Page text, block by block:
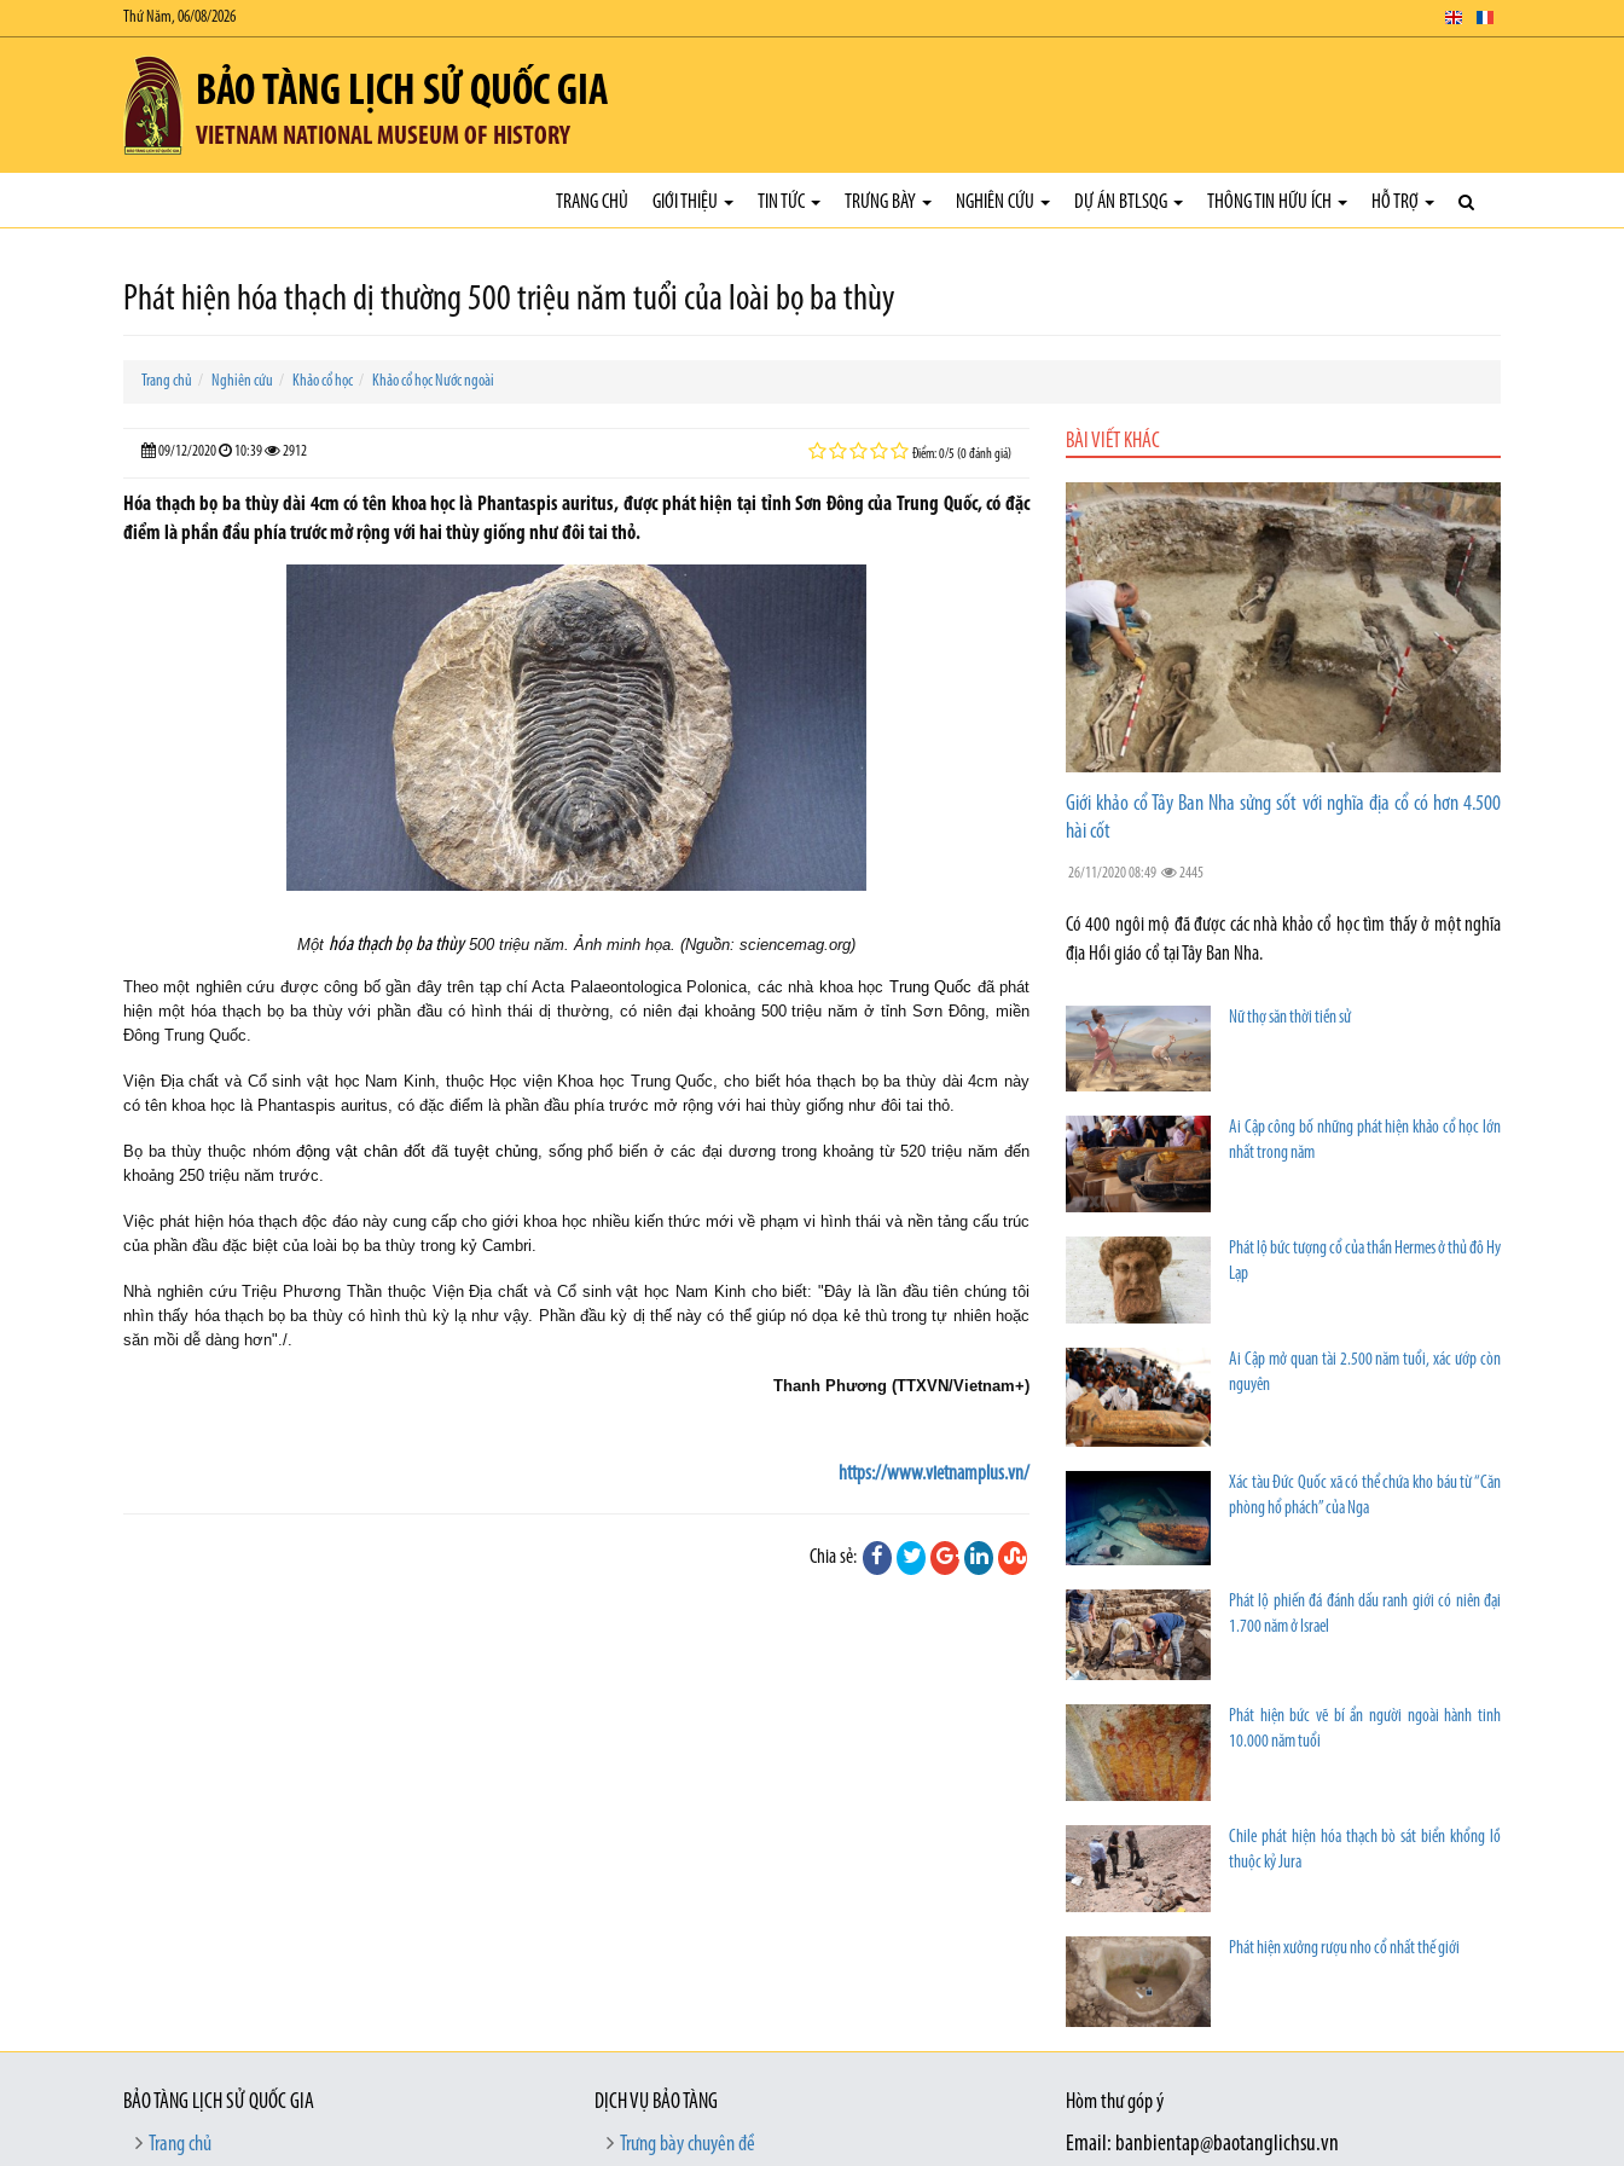
Thứ Năm, 06/08/2026
BẢO TÀNG LỊCH SỬ QUỐC GIA
VIETNAM NATIONAL MUSEUM OF HISTORY
TRANG CHỦ GIỚI THIỆU TIN TỨC TRƯNG BÀY NGHIÊN CỨU DỰ ÁN BTLSQG THÔNG TIN HỮU ÍCH HỖ TRỢ
Phát hiện hóa thạch dị thường 500 triệu năm tuổi của loài bọ ba thùy
Trang chủ Nghiên cứu Khảo cổ học Khảo cổ học Nước ngoài
09/12/2020 10:39 2912 Điểm: 0/5 (0 đánh giá)
Hóa thạch bọ ba thùy dài 4cm có tên khoa học là Phantaspis auritus, được phát hiện tại tỉnh Sơn Đông của Trung Quốc, có đặc
điểm là phần đầu phía trước mở rộng với hai thùy giống như đôi tai thỏ.
Một hóa thạch bọ ba thùy500 triệu năm. Ảnh minh họa. (Nguồn: sciencemag.org)
Theo một nghiên cứu được công bố gần đây trên tạp chí Acta Palaeontologica Polonica, các nhà khoa học Trung Quốc đã phát
hiện một hóa thạch bọ ba thùy với phần đầu có hình thái dị thường, có niên đại khoảng 500 triệu năm ở tỉnh Sơn Đông, miền
Đông Trung Quốc.
Viện Địa chất và Cổ sinh vật học Nam Kinh, thuộc Học viện Khoa học Trung Quốc, cho biết hóa thạch bọ ba thùy dài 4cm này
có tên khoa học là Phantaspis auritus, có đặc điểm là phần đầu phía trước mở rộng với hai thùy giống như đôi tai thỏ.
Bọ ba thùy thuộc nhómđộng vật chân đốt đã tuyệt chủng, sống phổ biến ở các đại dương trong khoảng từ 520 triệu năm đến
khoảng 250 triệu năm trước.
Việc phát hiện hóa thạch độc đáo này cung cấp cho giới khoa học nhiều kiến thức mới về phạm vi hình thái và nền tảng cấu trúc
của phần đầu đặc biệt của loài bọ ba thùy trong kỷ Cambri.
Nhà nghiên cứu Triệu Phương Thần thuộc Viện Địa chất và Cổ sinh vật học Nam Kinh cho biết: "Đây là lần đầu tiên chúng tôi
nhìn thấy hóa thạch bọ ba thùy có hình thù kỳ lạ như vậy. Phần đầu kỳ dị thế này có thể giúp nó dọa kẻ thù trong tự nhiên hoặc
săn mồi dễ dàng hơn"./.
Thanh Phương (TTXVN/Vietnam+)
https://www.vietnamplus.vn/
Chia sẻ:
BÀI VIẾT KHÁC
Giới khảo cổ Tây Ban Nha sửng sốt với nghĩa địa cổ có hơn 4.500
hài cốt
26/11/2020 08:49 2445
Có 400 ngôi mộ đã được các nhà khảo cổ học tìm thấy ở một nghĩa
địa Hồi giáo cổ tại Tây Ban Nha.
Nữ thợ săn thời tiền sử
Ai Cập công bố những phát hiện khảo cổ học lớn
nhất trong năm
Phát lộ bức tượng cổ của thần Hermes ở thủ đô Hy
Lạp
Ai Cập mở quan tài 2.500 năm tuổi, xác ướp còn
nguyên
Xác tàu Đức Quốc xã có thể chứa kho báu từ “Căn
phòng hổ phách” của Nga
Phát lộ phiến đá đánh dấu ranh giới có niên đại
1.700 năm ở Israel
Phát hiện bức vẽ bí ẩn người ngoài hành tinh
10.000 năm tuổi
Chile phát hiện hóa thạch bò sát biển khổng lồ
thuộc kỷ Jura
Phát hiện xưởng rượu nho cổ nhất thế giới
BẢO TÀNG LỊCH SỬ QUỐC GIA
Trang chủ
DỊCH VỤ BẢO TÀNG
Trưng bày chuyên đề
Hòm thư góp ý
Email: banbientap@baotanglichsu.vn